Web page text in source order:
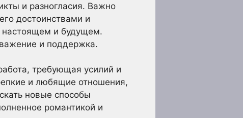
и разногласия. Важно
достоинствами и
настоящем и будущем.
и поддержка.
требующая усилий и
и любящие отношения,
новые способы
романтикой и